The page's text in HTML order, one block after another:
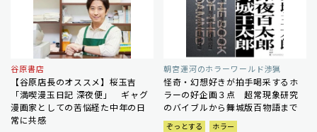
谷原書店
【谷原店長のオススメ】桜玉吉
「満喫漫玉日記 深夜便」 ギャグ
漫画家としての苦悩経た中年の日
常に共感
朝宮運河のホラーワールド渉猟
怪奇・幻想好きが拍手喝采するホ
ラーの好企画３点 超常現象研究
のバイブルから舞城版百物語まで
ぞっとする
ホラー